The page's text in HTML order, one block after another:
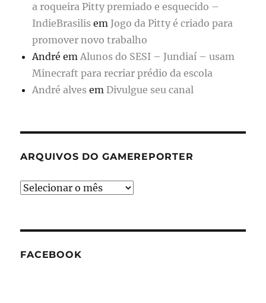
a roqueira Pitty premiado e esquecido –
IndieBrasilis em Jogo da Pitty é criado para
promover novo trabalho
André emAlunos do SESI – Jundiaí – usam
Minecraft para recriar prédio da escola
André alves emDivulgue seu canal
ARQUIVOS DO GAMEREPORTER
Arquivos
FACEBOOK